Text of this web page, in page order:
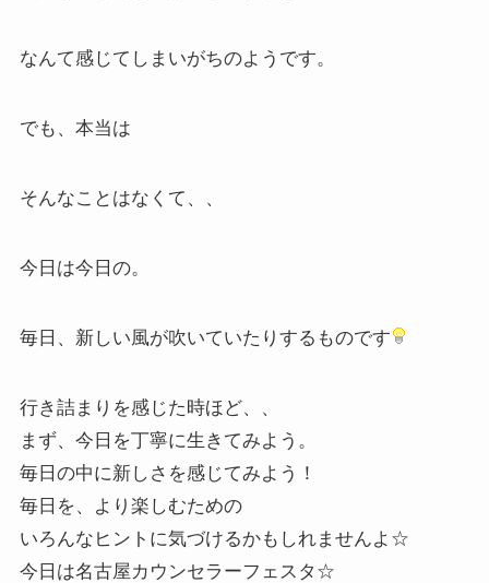
なんて感じてしまいがちのようです。
でも、本当は
そんなことはなくて、、
今日は今日の。
毎日、新しい風が吹いていたりするものです
行き詰まりを感じた時ほど、、
まず、今日を丁寧に生きてみよう。
毎日の中に新しさを感じてみよう！
毎日を、より楽しむための
いろんなヒントに気づけるかもしれませんよ☆
今日は名古屋カウンセラーフェスタ☆